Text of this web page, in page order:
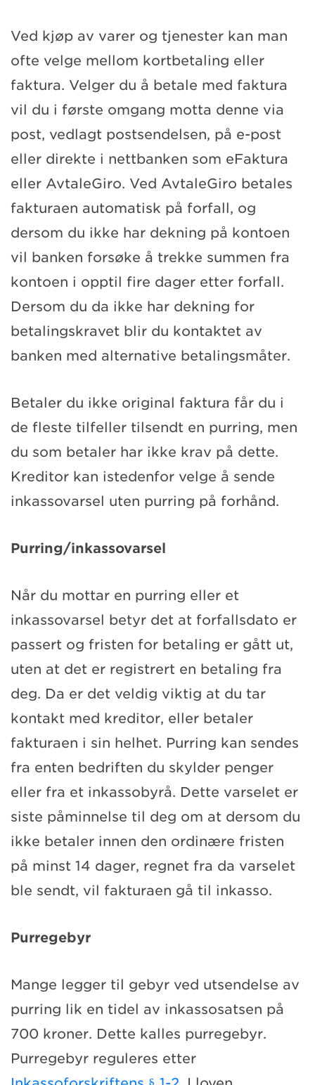
Ved kjøp av varer og tjenester kan man
ofte velge mellom kortbetaling eller
faktura. Velger du å betale med faktura
vil du i første omgang motta denne via
post, vedlagt postsendelsen, på e-post
eller direkte i nettbanken som eFaktura
eller AvtaleGiro. Ved AvtaleGiro betales
fakturaen automatisk på forfall, og
dersom du ikke har dekning på kontoen
vil banken forsøke å trekke summen fra
kontoen i opptil fire dager etter forfall.
Dersom du da ikke har dekning for
betalingskravet blir du kontaktet av
banken med alternative betalingsmåter.
Betaler du ikke original faktura får du i
de fleste tilfeller tilsendt en purring, men
du som betaler har ikke krav på dette.
Kreditor kan istedenfor velge å sende
inkassovarsel uten purring på forhånd.
Purring/inkassovarsel
Når du mottar en purring eller et
inkassovarsel betyr det at forfallsdato er
passert og fristen for betaling er gått ut,
uten at det er registrert en betaling fra
deg. Da er det veldig viktig at du tar
kontakt med kreditor, eller betaler
fakturaen i sin helhet. Purring kan sendes
fra enten bedriften du skylder penger
eller fra et inkassobyrå. Dette varselet er
siste påminnelse til deg om at dersom du
ikke betaler innen den ordinære fristen
på minst 14 dager, regnet fra da varselet
ble sendt, vil fakturaen gå til inkasso.
Purregebyr
Mange legger til gebyr ved utsendelse av
purring lik en tidel av inkassosatsen på
700 kroner. Dette kalles purregebyr.
Purregebyr reguleres etter